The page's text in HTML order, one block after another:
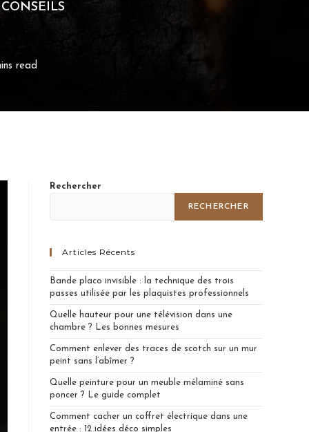
read
Rechercher
RECHERCHER
Articles Récents
Bande placo invisible : la technique des trois
passes utilisée par les plaquistes professionnels
Quelle hauteur pour une télévision dans une
chambre ? Les bonnes mesures
Comment enlever des traces de scotch sur un mur
peint sans l’abîmer ?
Quelle peinture pour un meuble mélaminé sans
poncer ? Le guide complet
Comment cacher un coffret électrique dans une
entrée : 12 idées déco simples